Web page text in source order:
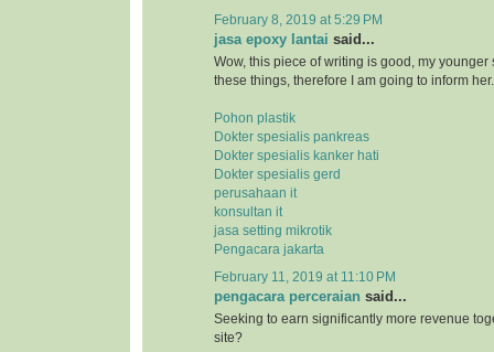
February 8, 2019 at 5:29 PM
jasa epoxy lantai said...
Wow, this piece of writing is good, my younger
these things, therefore I am going to inform her.
Pohon plastik
Dokter spesialis pankreas
Dokter spesialis kanker hati
Dokter spesialis gerd
perusahaan it
konsultan it
jasa setting mikrotik
Pengacara jakarta
February 11, 2019 at 11:10 PM
pengacara perceraian said...
Seeking to earn significantly more revenue
site?